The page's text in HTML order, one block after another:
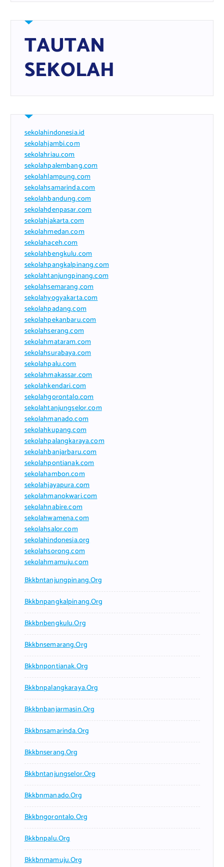
TAUTAN
SEKOLAH
sekolahindonesia.id
sekolahjambi.com
sekolahriau.com
sekolahpalembang.com
sekolahlampung.com
sekolahsamarinda.com
sekolahbandung.com
sekolahdenpasar.com
sekolahjakarta.com
sekolahmedan.com
sekolahaceh.com
sekolahbengkulu.com
sekolahpangkalpinang.com
sekolahtanjungpinang.com
sekolahsemarang.com
sekolahyogyakarta.com
sekolahpadang.com
sekolahpekanbaru.com
sekolahserang.com
sekolahmataram.com
sekolahsurabaya.com
sekolahpalu.com
sekolahmakassar.com
sekolahkendari.com
sekolahgorontalo.com
sekolahtanjungselor.com
sekolahmanado.com
sekolahkupang.com
sekolahpalangkaraya.com
sekolahbanjarbaru.com
sekolahpontianak.com
sekolahambon.com
sekolahjayapura.com
sekolahmanokwari.com
sekolahnabire.com
sekolahwamena.com
sekolahsalor.com
sekolahindonesia.org
sekolahsorong.com
sekolahmamuju.com
Bkkbntanjungpinang.org
Bkkbnpangkalpinang.org
Bkkbnbengkulu.org
Bkkbnsemarang.org
Bkkbnpontianak.org
Bkkbnpalangkaraya.org
Bkkbnbanjarmasin.org
Bkkbnsamarinda.org
Bkkbnserang.org
Bkkbntanjungselor.org
Bkkbnmanado.org
Bkkbngorontalo.org
Bkkbnpalu.org
Bkkbnmamuju.org